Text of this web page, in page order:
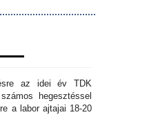
az idei év TDK
hegesztéssel
a labor ajtajai 18-20